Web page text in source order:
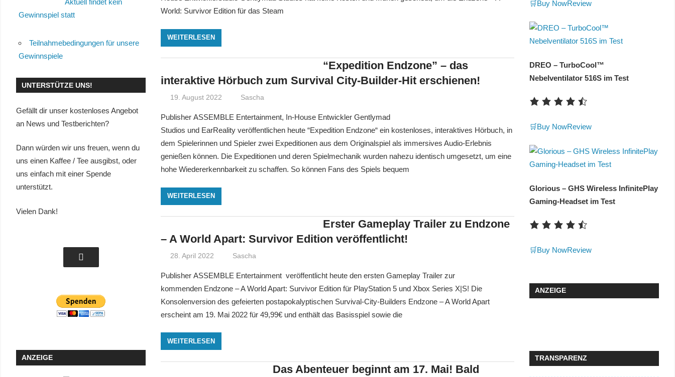
World: Survivor Edition für das Steam
WEITERLESEN
“Expedition Endzone” – das
interaktive Hörbuch zum Survival City-Builder-Hit erschienen!
19. August 2022 Sascha
Publisher ASSEMBLE Entertainment, In-House Entwickler Gentlymad
Studios und EarReality veröffentlichen heute “Expedition Endzone“ ein kostenloses, interaktives Hörbuch, in
dem Spielerinnen und Spieler zwei Expeditionen aus dem Originalspiel als immersives Audio-Erlebnis
genießen können. Die Expeditionen und deren Spielmechanik wurden nahezu identisch umgesetzt, um eine
hohe Wiedererkennbarkeit zu schaffen. So können Fans des Spiels bequem
WEITERLESEN
Erster Gameplay Trailer zu Endzone
– A World Apart: Survivor Edition veröffentlicht!
28. April 2022 Sascha
Publisher ASSEMBLE Entertainment veröffentlicht heute den ersten Gameplay Trailer zur
kommenden Endzone – A World Apart: Survivor Edition für PlayStation 5 und Xbox Series X|S! Die
Konsolenversion des gefeierten postapokalyptischen Survival-City-Builders Endzone – A World Apart
erscheint am 19. Mai 2022 für 49,99€ und enthält das Basisspiel sowie die
WEITERLESEN
Das Abenteuer beginnt am 17. Mai! Bald
Aktuell findet kein
Gewinnspiel statt
Teilnahmebedingungen für unsere
Gewinnspiele
UNTERSTÜTZE UNS!
Gefällt dir unser kostenloses Angebot
an News und Testberichten?
Dann würden wir uns freuen, wenn du
uns einen Kaffee / Tee ausgibst, oder
uns einfach mit einer Spende
unterstützt.
Vielen Dank!
ANZEIGE
🛒Buy NowReview
DREO – TurboCool™
Nebelventilator 516S im Test
🛒Buy NowReview
Glorious – GHS Wireless InfinitePlay
Gaming-Headset im Test
🛒Buy NowReview
ANZEIGE
TRANSPARENZ